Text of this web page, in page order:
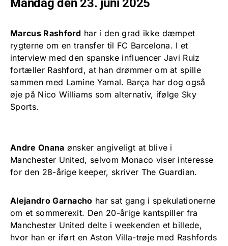
Mandag den 23. juni 2025
Marcus Rashford har i den grad ikke dæmpet
rygterne om en transfer til FC Barcelona. I et
interview med den spanske influencer Javi Ruiz
fortæller Rashford, at han drømmer om at spille
sammen med Lamine Yamal. Barça har dog også
øje på Nico Williams som alternativ, ifølge Sky
Sports.
Andre Onana ønsker angiveligt at blive i
Manchester United, selvom Monaco viser interesse
for den 28-årige keeper, skriver The Guardian.
Alejandro Garnacho har sat gang i spekulationerne
om et sommerexit. Den 20-årige kantspiller fra
Manchester United delte i weekenden et billede,
hvor han er iført en Aston Villa-trøje med Rashfords